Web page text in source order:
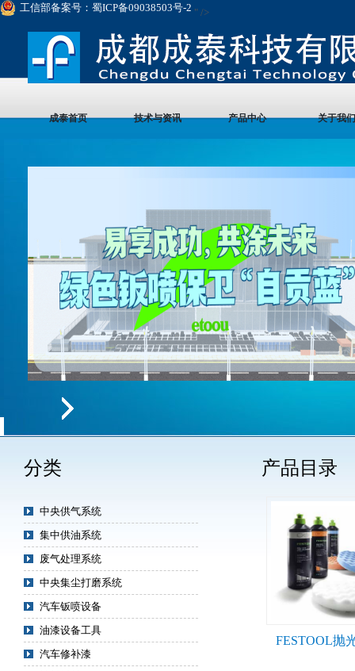
工信部备案号：蜀ICP备09038503号-2 " />
成泰首页 技术与资讯 产品中心 关于我
产品目录
FESTOOL抛
分类
中央供气系统
集中供油系统
废气处理系统
中央集尘打磨系统
汽车钣喷设备
油漆设备工具
汽车修补漆